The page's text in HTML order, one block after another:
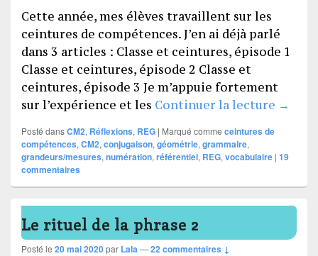
Cette année, mes élèves travaillent sur les
ceintures de compétences. J’en ai déjà parlé
dans 3 articles : Classe et ceintures, épisode 1
Classe et ceintures, épisode 2 Classe et
ceintures, épisode 3 Je m’appuie fortement
sur l’expérience et les Continuer la lecture Le
→
Posté dansCM2, Réflexions, REG | Marqué comme ceintures de
compétences, CM2, conjugaison, géométrie, grammaire,
grandeurs/mesures, numération, référentiel, REG, vocabulaire | 19
commentaires
Le rituel de la phrase 2
Posté le 20 mai 2020par Lala—22 commentaires ↓